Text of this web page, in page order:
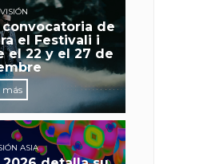
convocatoria de
el Festivali i
el 22 y el 27 de
más
ASIA